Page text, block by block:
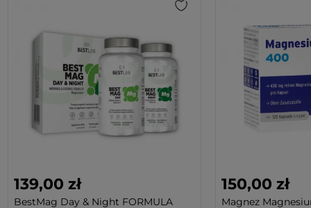
139,00 zł
BestMag Day & Night FORMULA
150,00 zł
Magnez